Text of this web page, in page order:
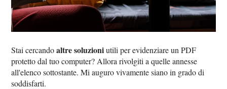
Stai cercandoaltre soluzioniutili per evidenziare un PDF
protetto dal tuo computer? Allora rivolgiti a quelle annesse
all'elenco sottostante. Mi auguro vivamente siano in grado di
soddisfarti.